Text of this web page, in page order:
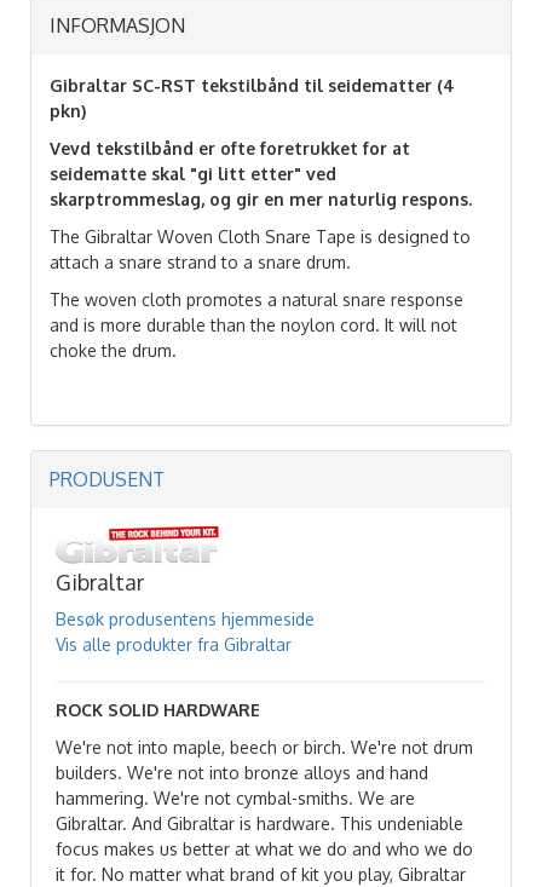
INFORMASJON
Gibraltar SC-RST tekstilbånd til seidematter (4
pkn)
Vevd tekstilbånd er ofte foretrukket for at
seidematte skal "gi litt etter" ved
skarptrommeslag, og gir en mer naturlig respons.
The Gibraltar Woven Cloth Snare Tape is designed to
attach a snare strand to a snare drum.
The woven cloth promotes a natural snare response
and is more durable than the noylon cord. It will not
choke the drum.
PRODUSENT
Gibraltar
Besøk produsentens hjemmeside
Vis alle produkter fra Gibraltar
ROCK SOLID HARDWARE
We're not into maple, beech or birch. We're not drum
builders. We're not into bronze alloys and hand
hammering. We're not cymbal-smiths. We are
Gibraltar. And Gibraltar is hardware. This undeniable
focus makes us better at what we do and who we do
it for. No matter what brand of kit you play, Gibraltar